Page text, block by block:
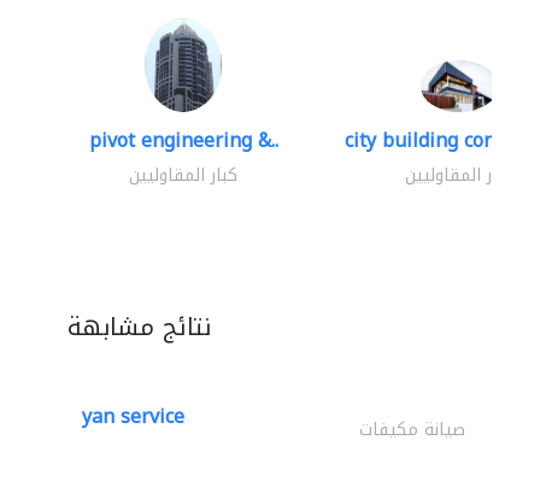
pivot engineering &..
كبار المقاوليين
city building
كبار المقاوليين
نتائج مشابهة
yan service صيانة مكيفات